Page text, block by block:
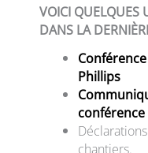
VOICI QUELQUES
DANS LA
Phillips
chantiers.